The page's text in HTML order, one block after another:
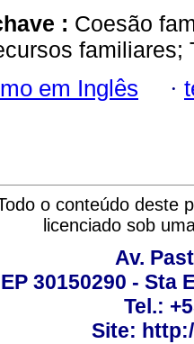
: Coesão
familiares;
em Inglês ·
o conteúdo deste
licenciado sob
Av.
30150290 - Sta
Tel.:
Site: